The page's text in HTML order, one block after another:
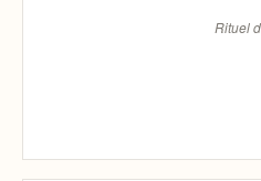
Rituel